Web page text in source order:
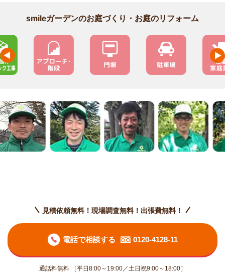
smileガーデンのお庭づくり・お庭のリフォーム
見積依頼無料！現場調査無料！出張費無料！
電話で相談する 0120-4128-11
通話料無料 ［平日8:00～19:00／土日祝9:00～18:00］